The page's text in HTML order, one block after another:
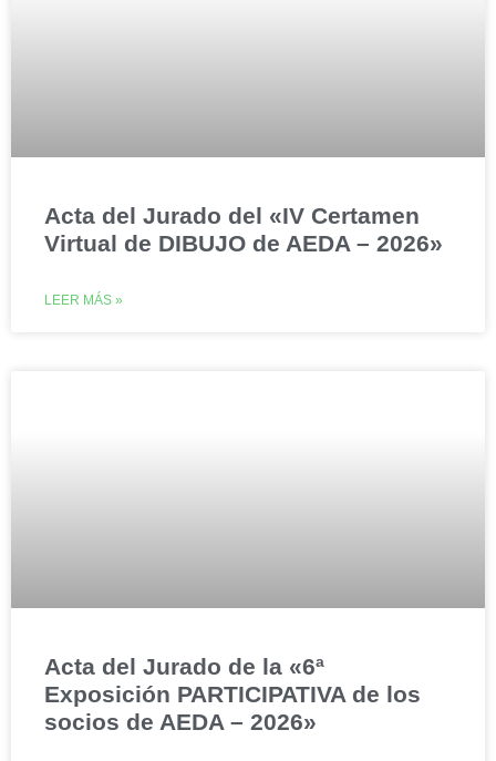
Acta del Jurado del «IV Certamen
Virtual de DIBUJO de AEDA – 2026»
LEER MÁS »
Acta del Jurado de la «6ª
Exposición PARTICIPATIVA de los
socios de AEDA – 2026»